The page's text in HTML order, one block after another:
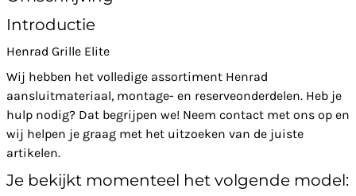
Introductie
Henrad Grille Elite
Wij hebben het volledige assortiment Henrad
aansluitmateriaal, montage- en reserveonderdelen. Heb je
hulp nodig? Dat begrijpen we! Neem contact met ons op en
wij helpen je graag met het uitzoeken van de juiste
artikelen.
Je bekijkt momenteel het volgende model: